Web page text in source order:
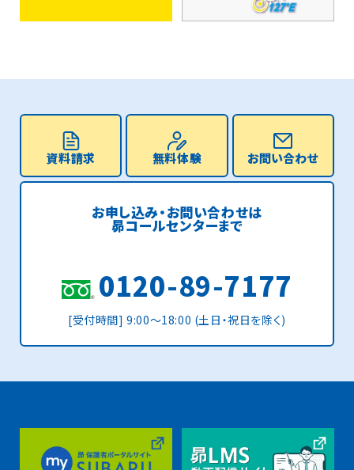
資料請求 無料体験 お問い合わせ
お申し込み・お問い合わせは
昴コールセンターまで
0120-89-7177
[受付時間] 9:00〜18:00 (土日・祝日を除く)